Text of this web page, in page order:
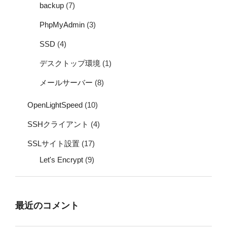
backup (7)
PhpMyAdmin (3)
SSD (4)
デスクトップ環境 (1)
メールサーバー (8)
OpenLightSpeed (10)
SSHクライアント (4)
SSLサイト設置 (17)
Let's Encrypt (9)
最近のコメント